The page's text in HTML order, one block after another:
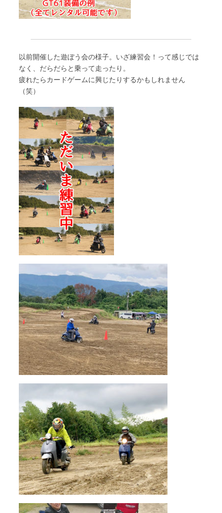
以前開催した遊ぼう会の様子。いざ練習会！って感じでは
なく、だらだらと乗って走ったり。
疲れたらカードゲームに興じたりするかもしれません
（笑）